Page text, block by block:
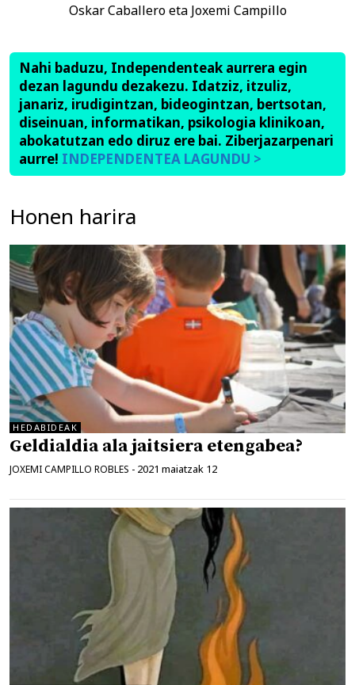
Oskar Caballero eta Joxemi Campillo
Nahi baduzu, Independenteak aurrera egin
dezan lagundu dezakezu. Idatziz, itzuliz,
janariz, irudigintzan, bideogintzan, bertsotan,
diseinuan, informatikan, psikologia klinikoan,
abokatutzan edo diruz ere bai. Ziberjazarpenari
aurre! INDEPENDENTEA LAGUNDU >
Honen harira
HEDABIDEAK
Geldialdia ala jaitsiera etengabea?
JOXEMI CAMPILLO ROBLES - 2021 maiatzak 12